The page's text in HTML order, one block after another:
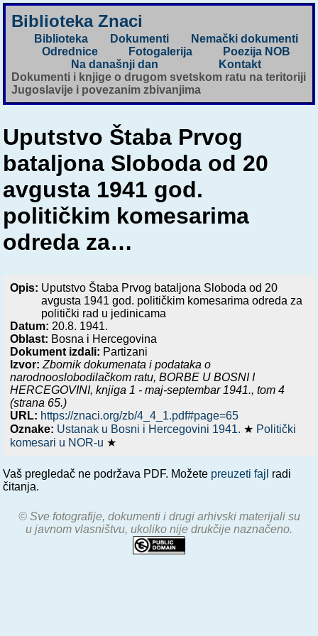
Biblioteka Znaci
Biblioteka Dokumenti
Nemački dokumenti
Odrednice
Fotogalerija
Poezija NOB
Na današnji dan
Kontakt
Dokumenti i knjige o drugom svetskom ratu na teritoriji
Jugoslavije i povezanim zbivanjima
Uputstvo Štaba Prvog
bataljona Sloboda od 20
avgusta 1941 god.
političkim komesarima
odreda za…
Opis: Uputstvo Štaba Prvog bataljona Sloboda od 20
avgusta 1941 god. političkim komesarima odreda za
politički rad u jedinicama
Datum: 20.8. 1941.
Oblast: Bosna i Hercegovina
Dokument izdali: Partizani
Izvor: Zbornik dokumenata i podataka o
narodnooslobodilačkom ratu,BORBE U BOSNI I
HERCEGOVINI, knjiga 1 - maj-septembar 1941., tom 4
(strana 65.)
URL: https://znaci.org/zb/4_4_1.pdf#page=65
Oznake: Ustanak u Bosni i Hercegovini 1941. ★ Politički
komesari u NOR-u ★
Vaš pregledač ne podržava PDF. Možete preuzeti fajl radi
čitanja.
© Sve fotografije, dokumenti i drugi arhivski materijali su
u javnom vlasništvu, ukoliko nije drukčije naznačeno.